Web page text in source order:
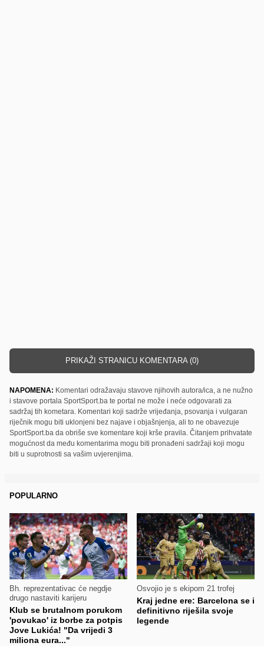
PRIKAŽI STRANICU KOMENTARA (0)
NAPOMENA: Komentari odražavaju stavove njihovih autora/ica, a ne nužno
i stavove portala SportSport.ba te portal ne može i neće odgovarati za
sadržaj tih kometara. Komentari koji sadrže vrijeđanja, psovanja i vulgaran
riječnik mogu biti uklonjeni bez najave i objašnjenja, ali to ne obavezuje
SportSport.ba da obriše sve komentare koji krše pravila. Čitanjem prihvatate
mogućnost da među komentarima mogu biti pronađeni sadržaji koji mogu
biti u suprotnosti sa vašim uvjerenjima.
POPULARNO
Bh. reprezentativac će negdje
drugo nastaviti karijeru
Klub se brutalnom porukom
'povukao' iz borbe za potpis
Jove Lukića! "Da vrijedi 3
miliona eura..."
Osvojio je s ekipom 21 trofej
Kraj jedne ere: Barcelona se i
definitivno riješila svoje
legende